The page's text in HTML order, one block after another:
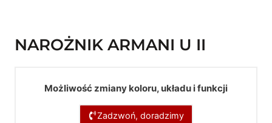
NAROŻNIK ARMANI U II
Możliwość zmiany koloru, układu i funkcji
Zadzwoń, doradzimy